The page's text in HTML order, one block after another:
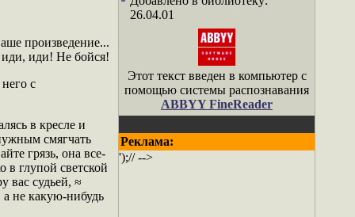
произведение...
иди! Не бойся!
с
в кресле и
смягчать
грязь, она все-
в глупой светской
вас судьей, ≈
не какую-нибудь
26.04.01
Этот текст введен в компьютер с
помощью системы распознавания
ABBYY FineReader
Реклама:
');// -->